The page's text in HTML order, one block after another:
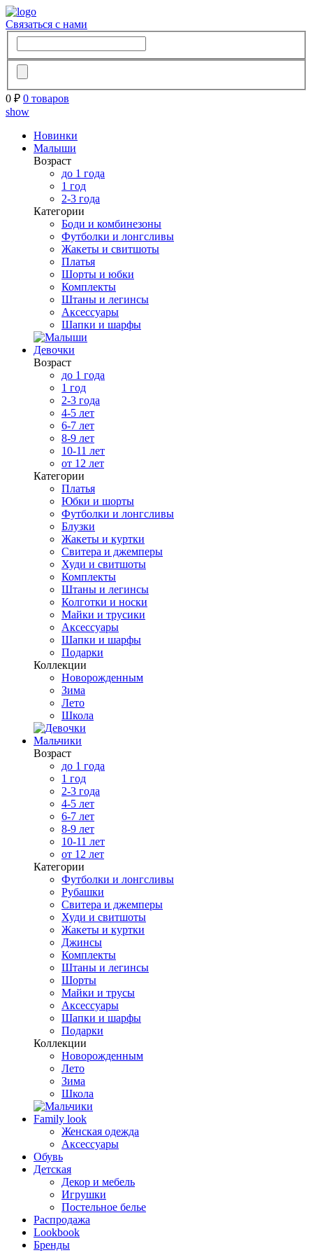
Связаться с нами
0 ₽ 0 товаров
show
Новинки
Малыши
Возраст
до 1 года
1 год
2-3 года
Категории
Боди и комбинезоны
Футболки и лонгсливы
Жакеты и свитшоты
Платья
Шорты и юбки
Комплекты
Штаны и легинсы
Аксессуары
Шапки и шарфы
Девочки
Возраст
до 1 года
1 год
2-3 года
4-5 лет
6-7 лет
8-9 лет
10-11 лет
от 12 лет
Категории
Платья
Юбки и шорты
Футболки и лонгсливы
Блузки
Жакеты и куртки
Свитера и джемперы
Худи и свитшоты
Комплекты
Штаны и легинсы
Колготки и носки
Майки и трусики
Аксессуары
Шапки и шарфы
Подарки
Коллекции
Новорожденным
Зима
Лето
Школа
Мальчики
Возраст
до 1 года
1 год
2-3 года
4-5 лет
6-7 лет
8-9 лет
10-11 лет
от 12 лет
Категории
Футболки и лонгсливы
Рубашки
Свитера и джемперы
Худи и свитшоты
Жакеты и куртки
Джинсы
Комплекты
Штаны и легинсы
Шорты
Майки и трусы
Аксессуары
Шапки и шарфы
Подарки
Коллекции
Новорожденным
Лето
Зима
Школа
Family look
Женская одежда
Аксессуары
Обувь
Детская
Декор и мебель
Игрушки
Постельное белье
Распродажа
Lookbook
Бренды